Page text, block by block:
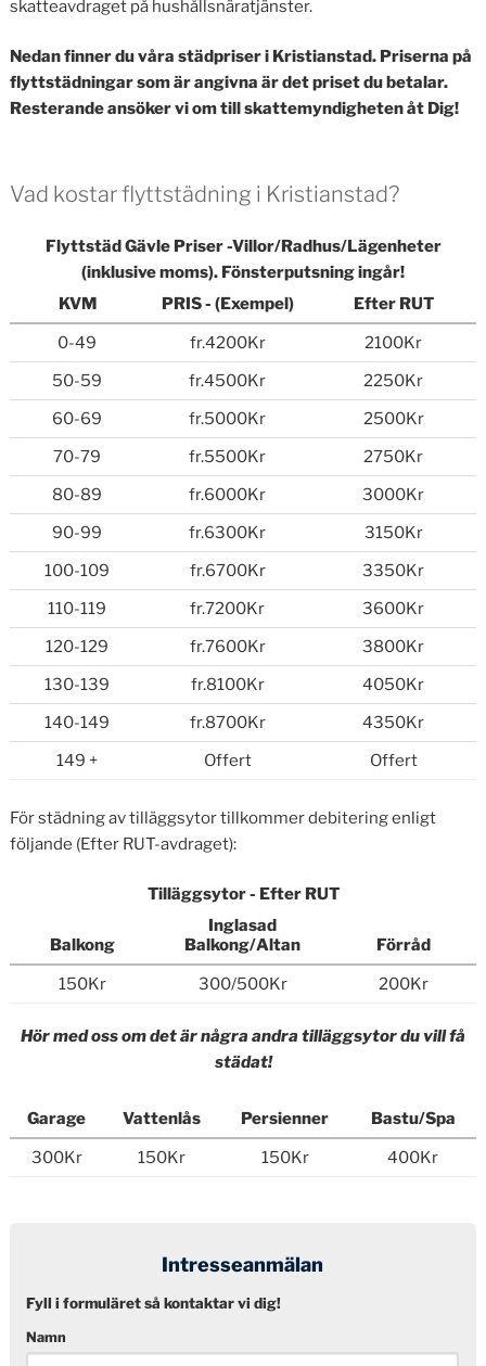
skatteavdraget på hushållsnäratjänster.
Nedan finner du våra städpriser i Kristianstad. Priserna på
flyttstädningar som är angivna är det priset du betalar.
Resterande ansöker vi om till skattemyndigheten åt Dig!
Vad kostar flyttstädning i Kristianstad?
Flyttstäd Gävle Priser -Villor/Radhus/Lägenheter
(inklusive moms). Fönsterputsning ingår!
KVM
PRIS - (Exempel)
Efter RUT
0-49
fr.4200Kr
2100Kr
50-59
fr.4500Kr
2250Kr
60-69
fr.5000Kr
2500Kr
70-79
fr.5500Kr
2750Kr
80-89
fr.6000Kr
3000Kr
90-99
fr.6300Kr
3150Kr
100-109
fr.6700Kr
3350Kr
110-119
fr.7200Kr
3600Kr
120-129
fr.7600Kr
3800Kr
130-139
fr.8100Kr
4050Kr
140-149
fr.8700Kr
4350Kr
149 +
Offert Offert
För städning av tilläggsytor tillkommer debitering enligt
följande (Efter RUT-avdraget):
Tilläggsytor - Efter RUT
Balkong
Inglasad
Balkong/Altan
Förråd
150Kr
300/500Kr 200Kr
Hör med oss om det är några andra tilläggsytor du vill få
städat!
Garage Vattenlås Persienner
Bastu/Spa
300Kr
150Kr 150Kr 400Kr
Intresseanmälan
Fyll i formuläret så kontaktar vi dig!
Namn